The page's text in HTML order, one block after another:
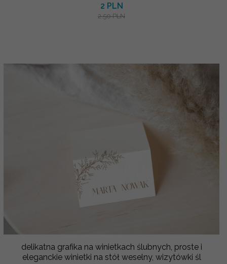
2 PLN
2.50 PLN
delikatna grafika na winietkach ślubnych, proste i
eleganckie winietki na stół weselny, wizytówki śl